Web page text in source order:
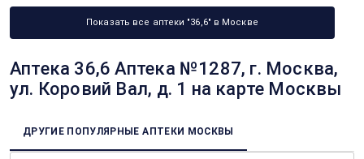
Показать все аптеки "36,6" в Москве
Аптека 36,6 Аптека №1287, г. Москва,
ул. Коровий Вал, д. 1 на карте Москвы
ДРУГИЕ ПОПУЛЯРНЫЕ АПТЕКИ МОСКВЫ